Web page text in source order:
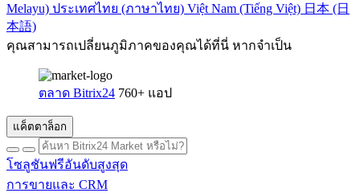
Melayu) ประเทศไทย (ภาษาไทย) Việt Nam (Tiếng Việt) 日本 (日
本語)
คุณสามารถเปลี่ยนภูมิภาคของคุณได้ที่นี่ หากจำเป็น
ตลาด Bitrix24 760+ แอป
แค็ตตาล็อก
โซลูชันฟรีอันดับสูงสุด
การขายและ CRM